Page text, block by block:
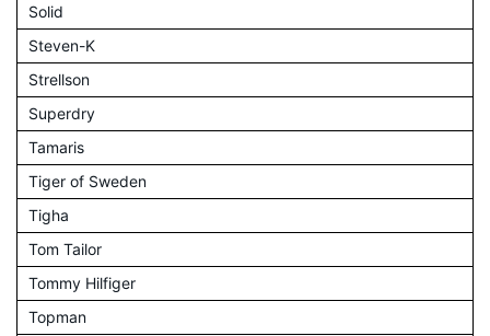
Solid
Steven-K
Strellson
Superdry
Tamaris
Tiger of Sweden
Tigha
Tom Tailor
Tommy Hilfiger
Topman